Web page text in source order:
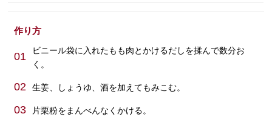
作り方
01
ビニール袋に入れたもも肉とかけるだしを揉んで数分お
く。
02 生姜、しょうゆ、酒を加えてもみこむ。
03 片栗粉をまんべんなくかける。